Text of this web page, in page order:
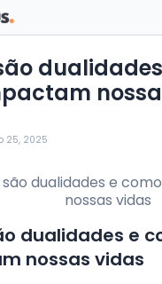
25, 2025
dualidades e
nossas vidas